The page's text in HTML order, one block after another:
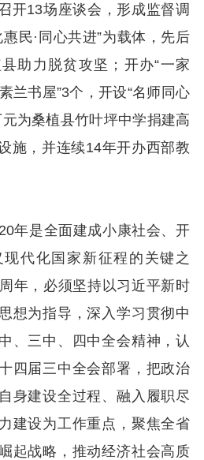
开13场座谈会，形成监督调
民·同心共进”为载体，先后
助力脱贫攻坚；开办“一家
兰书屋”3个，开设“名师同心
为桑植县竹叶坪中学捐建高
施，并连续14年开办西部教
是全面建成小康社会、开
代化国家新征程的关键之
年，必须坚持以习近平新时
想为指导，深入学习贯彻中
、三中、四中全会精神，认
四届三中全会部署，把政治
身建设全过程、融入履职尽
建设为工作重点，聚焦全省
起战略，推动经济社会高质